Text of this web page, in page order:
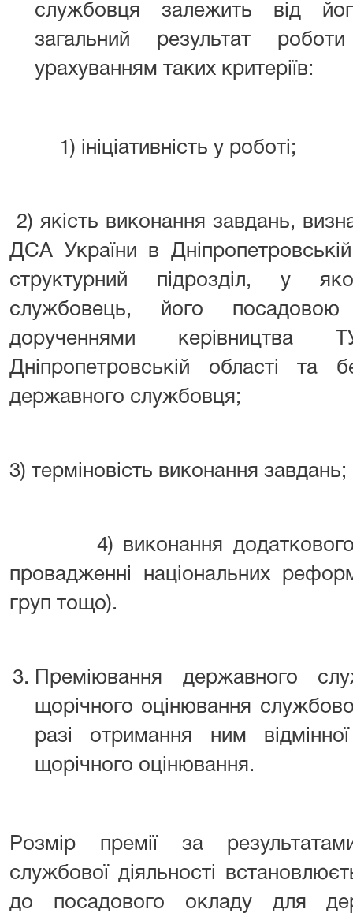
службовця залежить від
загальний результат
урахуванням таких критеріїв:
1) ініціативність у роботі;
2) якість виконання завдань,
ДСА України в
структурний підрозділ, у
службовець, його
дорученнями
Дніпропетровській області та
державного службовця;
3) терміновість виконання завдань;
4) виконання додаткового
провадженні національних
груп тощо).
Преміювання державного
щорічного оцінювання
разі отримання ним
щорічного оцінювання.
Розмір премії за
службової діяльності
до посадового окладу для